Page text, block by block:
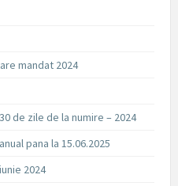
mandat 2024
de zile de la numire – 2024
pana la 15.06.2025
2024